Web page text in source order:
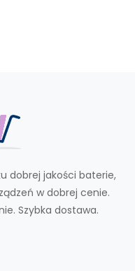
dobrej jakości baterie,
w dobrej cenie.
Szybka dostawa.